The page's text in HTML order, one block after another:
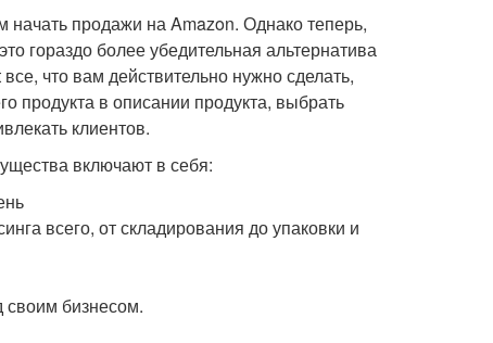
продажи на Amazon. Однако теперь,
гораздо более убедительная альтернатива
что вам действительно нужно сделать,
продукта в описании продукта, выбрать
клиентов.
включают в себя:
всего, от складирования до упаковки и
своим бизнесом.